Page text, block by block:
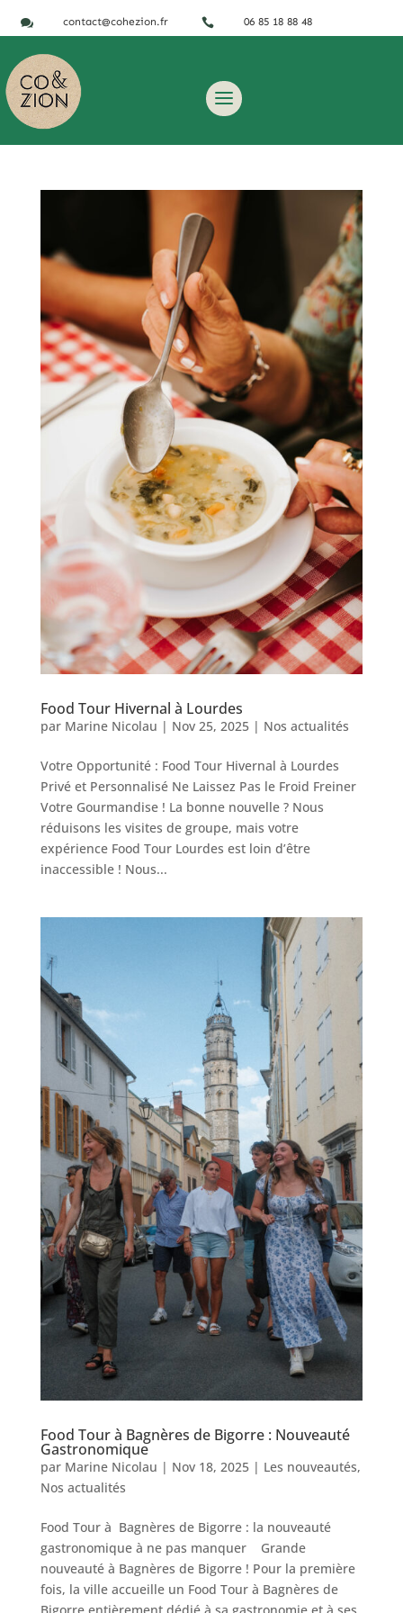
 contact@cohezion.fr  06 85 18 88 48
Food Tour Hivernal à Lourdes
par Marine Nicolau | Nov 25, 2025| Nos actualités
Votre Opportunité : Food Tour Hivernal à Lourdes
Privé et Personnalisé Ne Laissez Pas le Froid Freiner
Votre Gourmandise ! La bonne nouvelle ? Nous
réduisons les visites de groupe, mais votre
expérience Food Tour Lourdes est loin d’être
inaccessible ! Nous...
Food Tour à Bagnères de Bigorre : Nouveauté
Gastronomique
par Marine Nicolau | Nov 18, 2025| Les nouveautés,
Nos actualités
Food Tour à Bagnères de Bigorre : la nouveauté
gastronomique à ne pas manquer Grande
nouveauté à Bagnères de Bigorre ! Pour la première
fois, la ville accueille un Food Tour à Bagnères de